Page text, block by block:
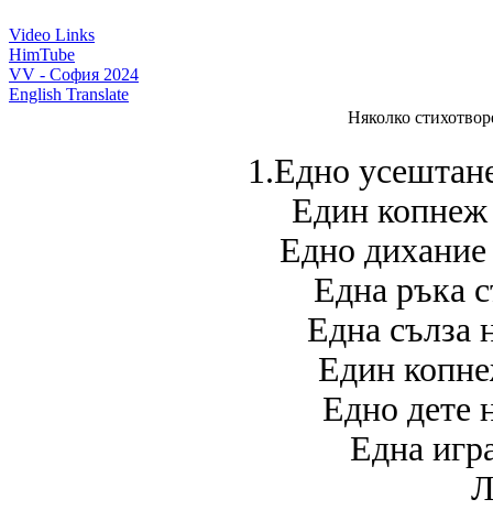
Video Links
HimTube
VV - София 2024
English Translate
Няколко
1.Едно
Един копнеж
Едно дихание
Една ръка
Една сълза
Един
Едно дете
Една